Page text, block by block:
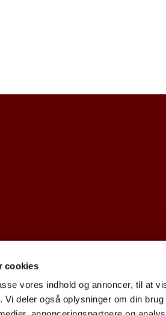
cookies
vores indhold og annoncer, til at
deler også oplysninger om din
· Kirkekontoret, Provst Bentzons Vej 1,